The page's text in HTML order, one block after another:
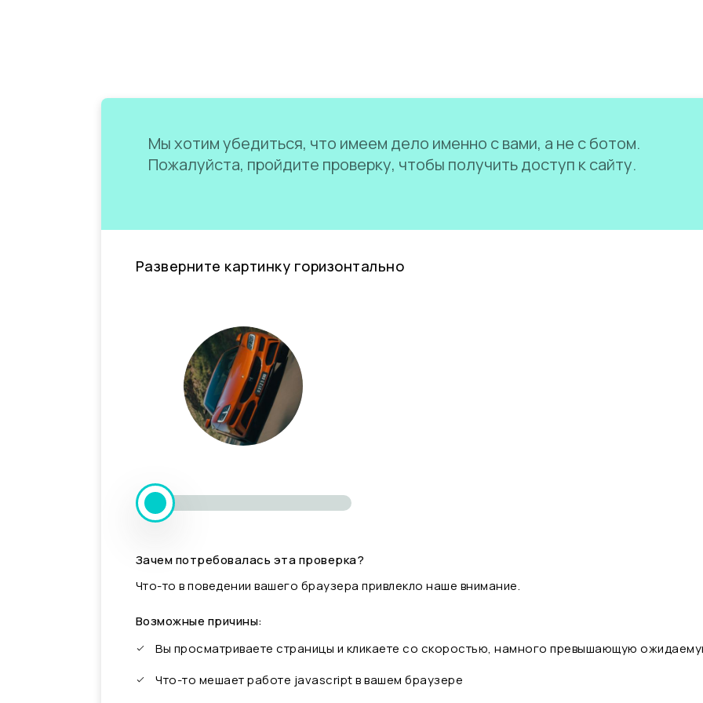
Мы хотим убедиться, что имеем дело именно с вами, а не с ботом.
Пожалуйста, пройдите проверку, чтобы получить доступ к сайту.
Разверните картинку горизонтально
Зачем потребовалась эта проверка?
Что-то в поведении вашего браузера привлекло наше внимание.
Возможные причины:
Вы просматриваете страницы и кликаете со скоростью, намного превышающую
Что-то мешает работе javascript в вашем браузере